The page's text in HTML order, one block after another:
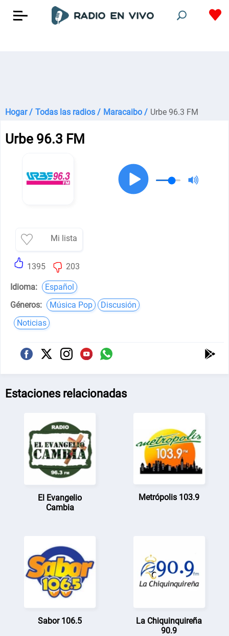
Hogar / Todas las radios / Maracaibo / Urbe 96.3 FM
Urbe 96.3 FM
Mi lista
1395 203
Idioma:
Español
Géneros:
Música Pop
Discusión
Noticias
Estaciones relacionadas
El Evangelio
Cambia
Metrópolis 103.9
Sabor 106.5
La Chiquinquireña
90.9